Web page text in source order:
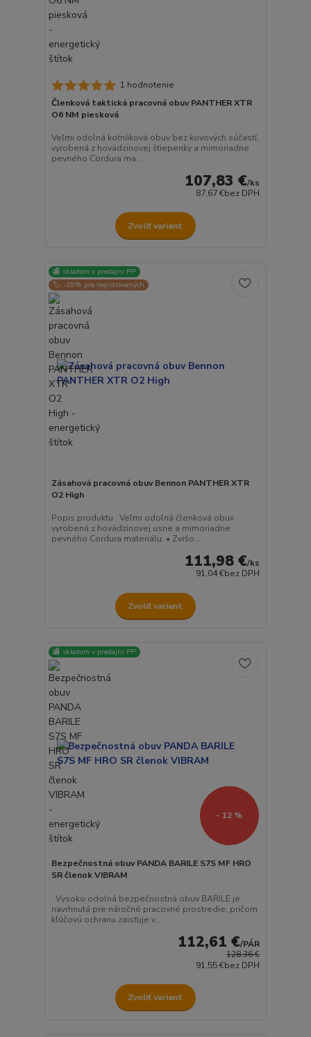
1 hodnotenie
Členková taktická pracovná obuv PANTHER XTR
O6 NM piesková
Veľmi odolná kotníiková obuv bez kovových súčastí,
vyrobená z hovädzinovej štiepenky a mimoriadne
pevného Cordura ma...
107,83 €/ks
87,67 €bez DPH
Zvoliť variant
🏬 skladom v predajni PP
🏷️ -10% pre registrovaných
Zásahová pracovná obuv Bennon PANTHER XTR
O2 High
Popis produktu Veľmi odolná členková obuv
vyrobená z hovädzinovej usne a mimoriadne
pevného Cordura materiálu. • Zvršo...
111,98 €/ks
91,04 €bez DPH
Zvoliť variant
🏬 skladom v predajni PP
- 12 %
Bezpečnostná obuv PANDA BARILE S7S MF HRO
SR členok VIBRAM
Vysoko odolná bezpečnostná obuv BARILE je
navrhnutá pre náročné pracovné prostredie, pričom
kľúčovú ochranu zaisťuje v...
128,36 €
112,61 €/PÁR
91,55 €bez DPH
Zvoliť variant